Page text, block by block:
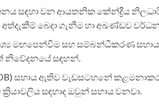
සඳහා වන ආයතනික කේන්ද්‍රීය
බෙදා ගැනීම හා අඛණ්ඩව
මඟපෙන්වීම සහ සම්බන්ධීකරණ සහාය
නිවේදනයේ සඳහන්.
සහාය ඇතිව වැඩසටහනේ
සඳහාද ඔවුන් සහාය වනවා.